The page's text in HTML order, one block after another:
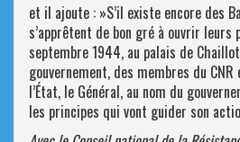
et il ajoute : »S’il existe encore des
s’apprêtent de bon gré à ouvrir leurs
septembre 1944, au palais de
gouvernement, des membres du
l’État, le Général, au nom du
les principes qui vont guider son